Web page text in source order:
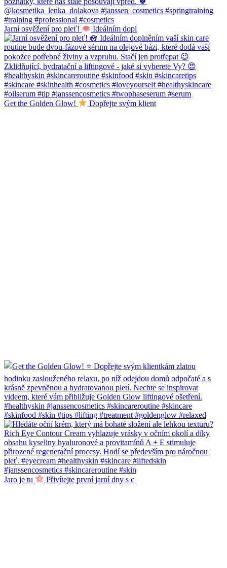
Jarní osvěžení pro pleť! Ideálním dopl
Get the Golden Glow! Dopřejte svým klient
Jaro je tu Přivítejte první jarní dny s c